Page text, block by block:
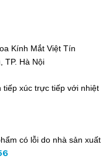
Kính Mắt Việt Tín
TP. Hà Nội
tiếp xúc trực tiếp với nhiệt
có lỗi do nhà sản xuất